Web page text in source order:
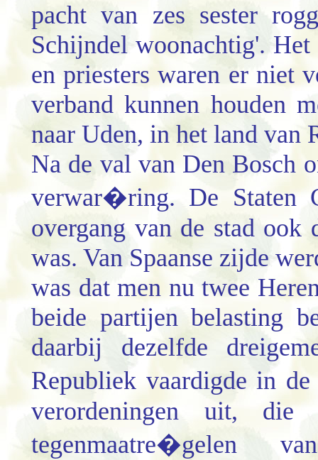
pacht van zes sester
Schijndel woonachtig'.
en priesters waren er niet
verband kunnen houden
naar Uden, in het land van
Na de val van Den Bosch
verwar�ring. De Staten
overgang van de stad
was. Van Spaanse zijde
was dat men nu twee
beide partijen belasting
daarbij dezelfde
Republiek vaardigde in
verordeningen uit, die
tegenmaatre�gelen